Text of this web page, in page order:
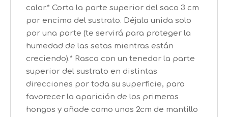
calor.* Corta la parte superior del saco 3 cm
por encima del sustrato. Déjala unida solo
por una parte (te servirá para proteger la
humedad de las setas mientras están
creciendo).* Rasca con un tenedor la parte
superior del sustrato en distintas
direcciones por toda su superficie, para
favorecer la aparición de los primeros
hongos y añade como unos 2cm de mantillo